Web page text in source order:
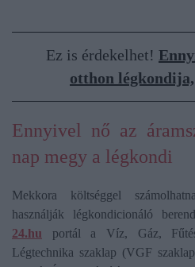
Ez is érdekelhet!
otthon
Ennyivel nő az
nap megy a légkondi
Mekkora költséggel
használják légkondicionáló
24.hu portál a Víz, Gáz,
Légtechnika szaklap (VGF